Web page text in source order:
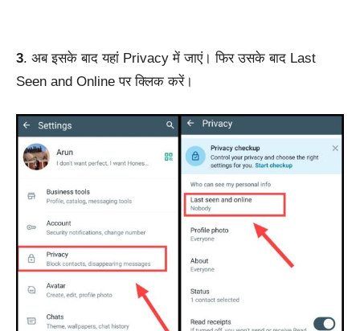
3. अब इसके बाद यहां Privacy में जाएं। फिर उसके बाद Last
Seen and Online पर क्लिक करें।